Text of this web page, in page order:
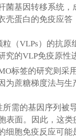
菌基因转移系统
壳蛋白的免疫应
（VLPs）的抗
究的VLP免疫原
标签的研究则采
为蔗糖梯度法与生
需的基因序列被
表面。因此，这
细胞免疫反应可